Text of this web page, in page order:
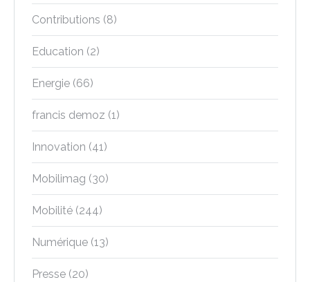
Contributions (8)
Education (2)
Energie (66)
francis demoz (1)
Innovation (41)
Mobilimag (30)
Mobilité (244)
Numérique (13)
Presse (20)